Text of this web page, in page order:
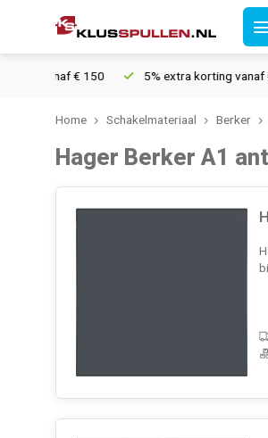
5% extra korting vanaf € 1000
Home Schakelmateriaal Berker
Hager Berker A1